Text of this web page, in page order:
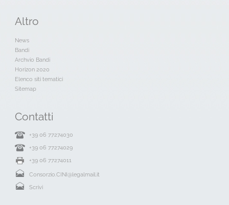
Altro
News
Bandi
Archvio Bandi
Horizon 2020
Elenco siti tematici
Sitemap
Contatti
+39 06 77274030
+39 06 77274029
+39 06 77274011
Consorzio.CINI@legalmail.it
Scrivi